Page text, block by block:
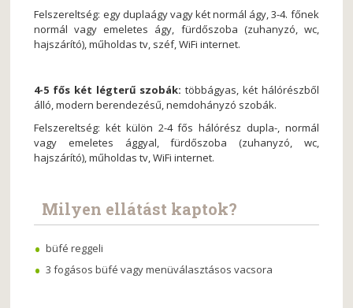
Felszereltség: egy duplaágy vagy két normál ágy, 3-4. főnek
normál vagy emeletes ágy, fürdőszoba (zuhanyzó, wc,
hajszárító), műholdas tv, széf, WiFi internet.
4-5 fős két légterű szobák: többágyas, két hálórészből
álló, modern berendezésű, nemdohányzó szobák.
Felszereltség: két külön 2-4 fős hálórész dupla-, normál
vagy emeletes ággyal, fürdőszoba (zuhanyzó, wc,
hajszárító), műholdas tv, WiFi internet.
Milyen ellátást kaptok?
büfé reggeli
3 fogásos büfé vagy menüválasztásos vacsora